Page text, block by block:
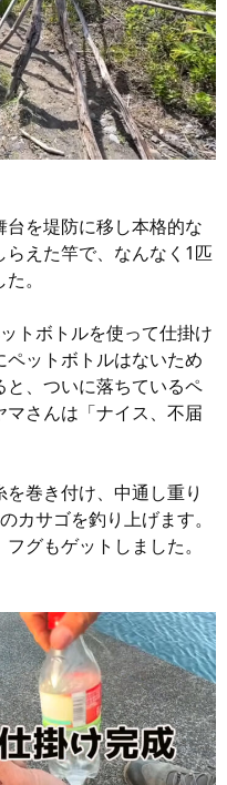
を堤防に移し本格的な
えた竿で、なんなく1匹
。
トボトルを使って仕掛け
ットボトルはないため
、ついに落ちているペ
さんは「ナイス、不届
巻き付け、中通し重り
カサゴを釣り上げます。
グもゲットしました。